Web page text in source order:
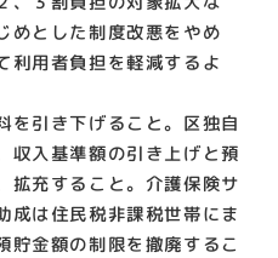
めとした制度改悪をやめ
利用者負担を軽減するよ
引き下げること。区独自
収入基準額の引き上げと預
拡充すること。介護保険サ
成は住民税非課税世帯にま
貯金額の制限を撤廃するこ